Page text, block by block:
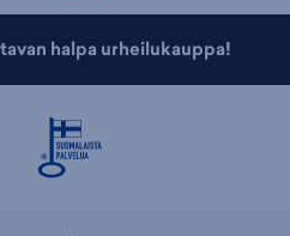
halpa urheilukauppa!